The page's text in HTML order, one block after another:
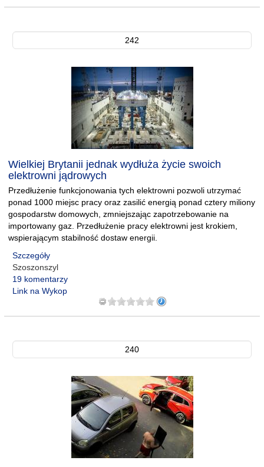
242
Wielkiej Brytanii jednak wydłuża życie swoich
elektrowni jądrowych
Przedłużenie funkcjonowania tych elektrowni pozwoli utrzymać
ponad 1000 miejsc pracy oraz zasilić energią ponad cztery miliony
gospodarstw domowych, zmniejszając zapotrzebowanie na
importowany gaz. Przedłużenie pracy elektrowni jest krokiem,
wspierającym stabilność dostaw energii.
Szczegóły
Szoszonszyl
19 komentarzy
Link na Wykop
240